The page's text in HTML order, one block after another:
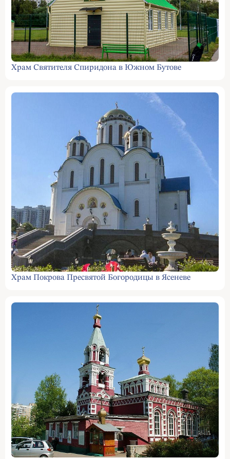
Храм Святителя Спиридона в Южном Бутове
Храм Покрова Пресвятой Богородицы в Ясеневе